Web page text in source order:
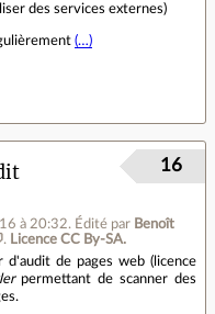
des services externes)
(…)
à 20:32. Édité par Benoît
. Licence CC By‑SA.
16
d'audit de pages web (licence
permettant de scanner des